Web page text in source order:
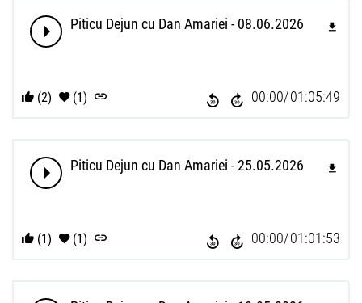
00:00 01:05:49
Piticu Dejun cu Dan Amariei - 08.06.2026
(2) (1)
00:00 01:01:53
Piticu Dejun cu Dan Amariei - 25.05.2026
(1) (1)